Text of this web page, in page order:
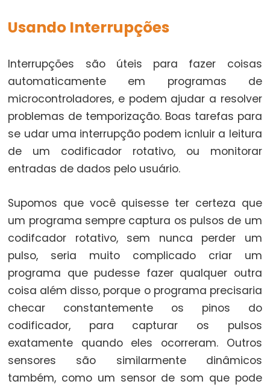
Constants
Constantes
Constantes
de
Ponto
Flutuante
Constantes
Inteiras
Variable
Scope
&
Qualifiers
const
Usando Interrupções
Interrupções são úteis para fazer coisas
automaticamente em programas de
microcontroladores, e podem ajudar a resolver
problemas de temporização. Boas tarefas para
se udar uma interrupção podem icnluir a leitura
de um codificador rotativo, ou monitorar
entradas de dados pelo usuário.
Supomos que você quisesse ter certeza que
um programa sempre captura os pulsos de um
codifcador rotativo, sem nunca perder um
pulso, seria muito complicado criar um
programa que pudesse fazer qualquer outra
coisa além disso, porque o programa precisaria
checar constantemente os pinos do
codificador, para capturar os pulsos
exatamente quando eles ocorreram. Outros
sensores são similarmente dinâmicos
também, como um sensor de som que pode